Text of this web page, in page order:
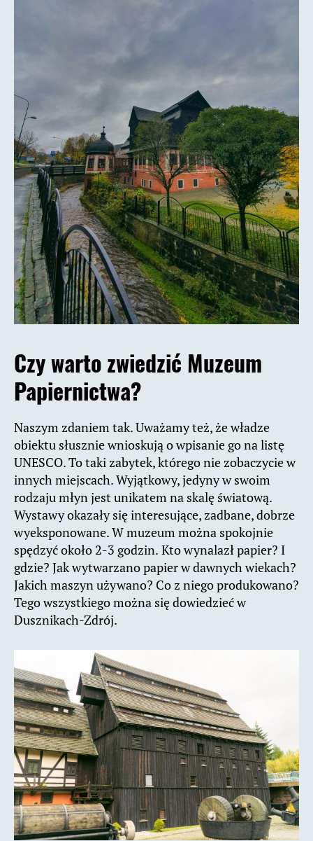
Czy warto zwiedzić Muzeum
Papiernictwa?
Naszym zdaniem tak. Uważamy też, że władze
obiektu słusznie wnioskują o wpisanie go na listę
UNESCO. To taki zabytek, którego nie zobaczycie w
innych miejscach. Wyjątkowy, jedyny w swoim
rodzaju młyn jest unikatem na skalę światową.
Wystawy okazały się interesujące, zadbane, dobrze
wyeksponowane. W muzeum można spokojnie
spędzyć około 2-3 godzin. Kto wynalazł papier? I
gdzie? Jak wytwarzano papier w dawnych wiekach?
Jakich maszyn używano? Co z niego produkowano?
Tego wszystkiego można się dowiedzieć w
Dusznikach-Zdrój.